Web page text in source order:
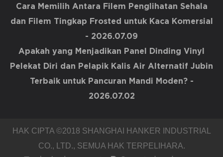
Cara Memilih Antara Filem Penglihatan Sehala
dan Filem Tingkap Frosted untuk Kaca Komersial
- 2026.07.09
Apakah yang Menjadikan Panel Dinding Vinyl
Pelekat Diri dan Pelapik Kalis Air Alternatif Jubin
Terbaik untuk Pancuran Mandi Moden?-
2026.07.02
HAK CIPTA ©2018 SHANGHAI HANKER INDUSTRIAL
CO., LTD., SEMUA HAK TERPELIHARA.